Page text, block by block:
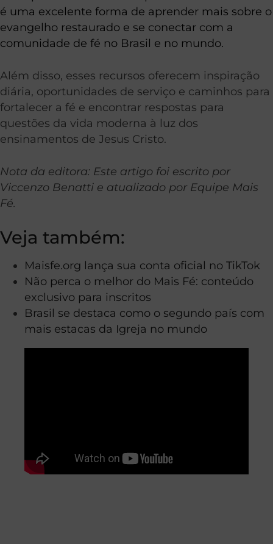
é uma excelente forma de aprender mais sobre o
evangelho restaurado e se conectar com a
comunidade de fé no Brasil e no mundo.
Além disso, esses recursos oferecem inspiração
diária, oportunidades de serviço e caminhos para
fortalecer a fé e encontrar respostas para
questões da vida moderna à luz dos
ensinamentos de Jesus Cristo.
Nota da editora: Este artigo foi escrito por
Viccenzo Benatti e atualizado por Equipe Mais
Fé.
Veja também:
Maisfe.org lança sua conta oficial no TikTok
Não perca o melhor do Mais Fé: conteúdo
exclusivo para inscritos
Brasil se destaca como o segundo país com
mais estacas da Igreja no mundo